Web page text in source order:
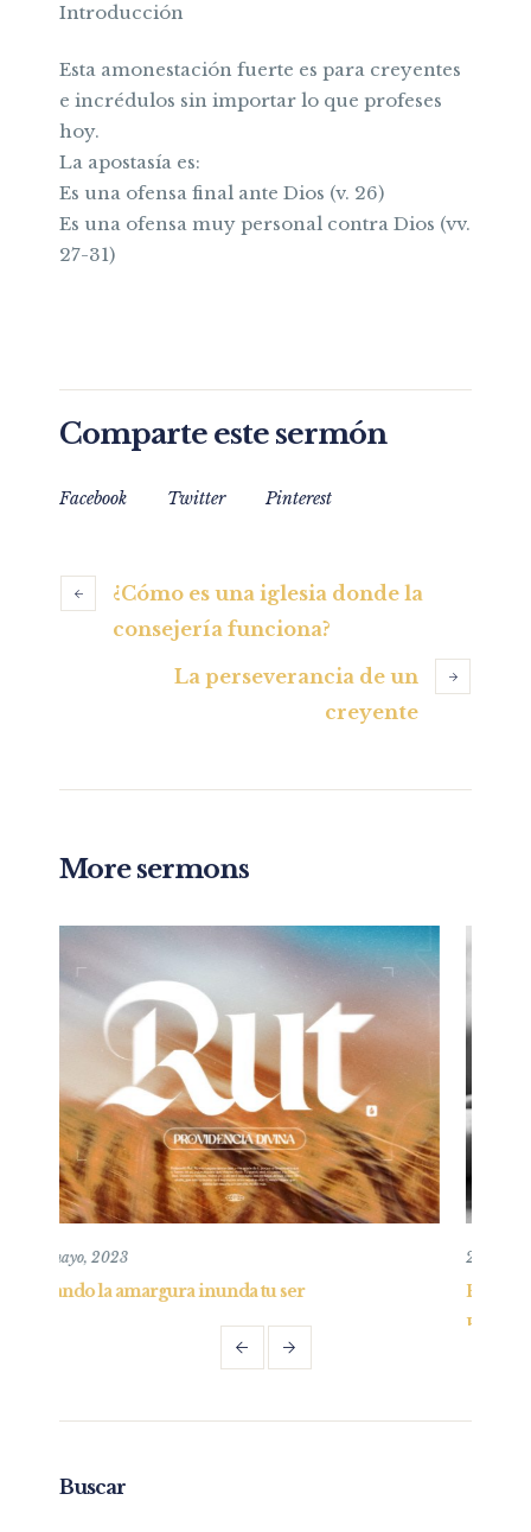
Introducción
Esta amonestación fuerte es para creyentes
e incrédulos sin importar lo que profeses
hoy.
La apostasía es:
Es una ofensa final ante Dios (v. 26)
Es una ofensa muy personal contra Dios (vv.
27-31)
Comparte este sermón
Facebook Twitter Pinterest
¿Cómo es una iglesia donde la
consejería funciona?
La perseverancia de un
creyente
More sermons
Entendiendo y practicando el perdón
Parte I